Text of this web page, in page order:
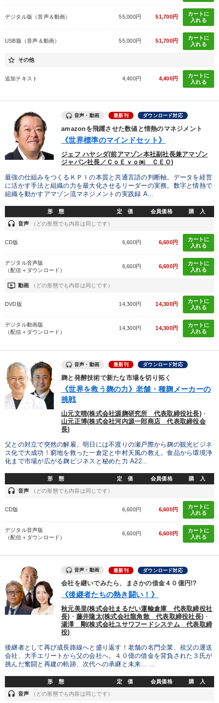
目的別
発想力を磨きたい
後継者に聞かせたい 業績を伸ばしたい
社長の姿勢を学びたい
キーワード
ブランディング 話し方 稲盛和夫 トレンド
女性経営者 DX
refresh 更新する
すべての音声・動画（全2077タイトル）からお探しいただけます
タグ・キーワード
リベラルアーツ 女性経営者 交渉
ブランディング
インフレ対策・値上げ ランチェスター戦略
リーダーシップ 通販 ドラッカー 稲盛和夫
入門篇 仕組み
※「更新」を押すと「タグ・キーワード」を更新いただけます。
デジタル版（音声＆動画） 55,000円 51,700円
カートに
入れる
USB版（音声＆動画） 55,000円 51,700円
カートに
入れる
star_border その他
追加テキスト 4,400円 4,400円
カートに
入れる
音声・動画 最新刊 ダウンロード対応
amazonを飛躍させた数値と情熱のマネジメント
《世界標準のマインドセット》
ジェフ ハヤシダ(前アマゾン本社副社長兼アマゾン
ジャパン社長／ＣｏＥｖｏ㈱ ＣＥＯ)
最強の仕組みをつくるＫＰＩの本質と共通言語の判断軸。データを経営
に活かす手法と組織の力を最大化させるリーダーの実務。数字と情熱で
組織を動かすアマゾン流マネジメントの実践録 A...
形 態 定 価 会員価格 購 入
headset 音声 （どの形態でも内容は同じです）
CD版 6,600円 6,600円
カートに
入れる
デジタル音声版
（配信＋ダウンロード）
6,600円 6,600円
カートに
入れる
ondemand_video 動画 （どの形態でも内容は同じです）
DVD版 14,300円 14,300円
カートに
入れる
デジタル動画版
（配信＋ダウンロード）
14,300円 14,300円
カートに
入れる
音声・動画 最新刊 ダウンロード対応
麹と発酵技術で新たな市場を切り拓く
《世界を救う麹の力》老舗・種麹メーカーの
挑戦
山元文晴(株式会社源麹研究所 代表取締役社長)・
山元正博(株式会社河内源一郎商店 代表取締役会
長)
父との対立で突然の解雇、明日には不渡りの瀬戸際から麹の観光ビジネ
ス化で大成功！窮地を救った一倉定と中村天風の教え。食品から環境浄
化まで市場が広がる麹ビジネスと秘めた力 A22...
形 態 定 価 会員価格 購 入
headset 音声 （どの形態でも内容は同じです）
CD版 6,600円 6,600円
カートに
入れる
デジタル音声版
（配信＋ダウンロード）
6,600円 6,600円
カートに
入れる
音声・動画 最新刊 ダウンロード対応
会社を継いでみたら、まさかの借金４０億円!?
《後継者たちの熱き闘い！》
秋元美里(株式会社まるだい運輸倉庫 代表取締役社
長) ・ 藤井隆太(株式会社龍角散 代表取締役社長) ・
湯澤 剛(株式会社ユサワフードシステム 代表取締
役)
後継者として再び成長路線へと盛り返す！老舗の名門企業、祖父の運送
会社、大手エリートから父の会社へ。４０億の借金を背負された３氏が
挑んだ奮闘と再建の軌跡、次代への承継と未来… ...
形 態 定 価 会員価格 購 入
headset 音声 （どの形態でも内容は同じです）